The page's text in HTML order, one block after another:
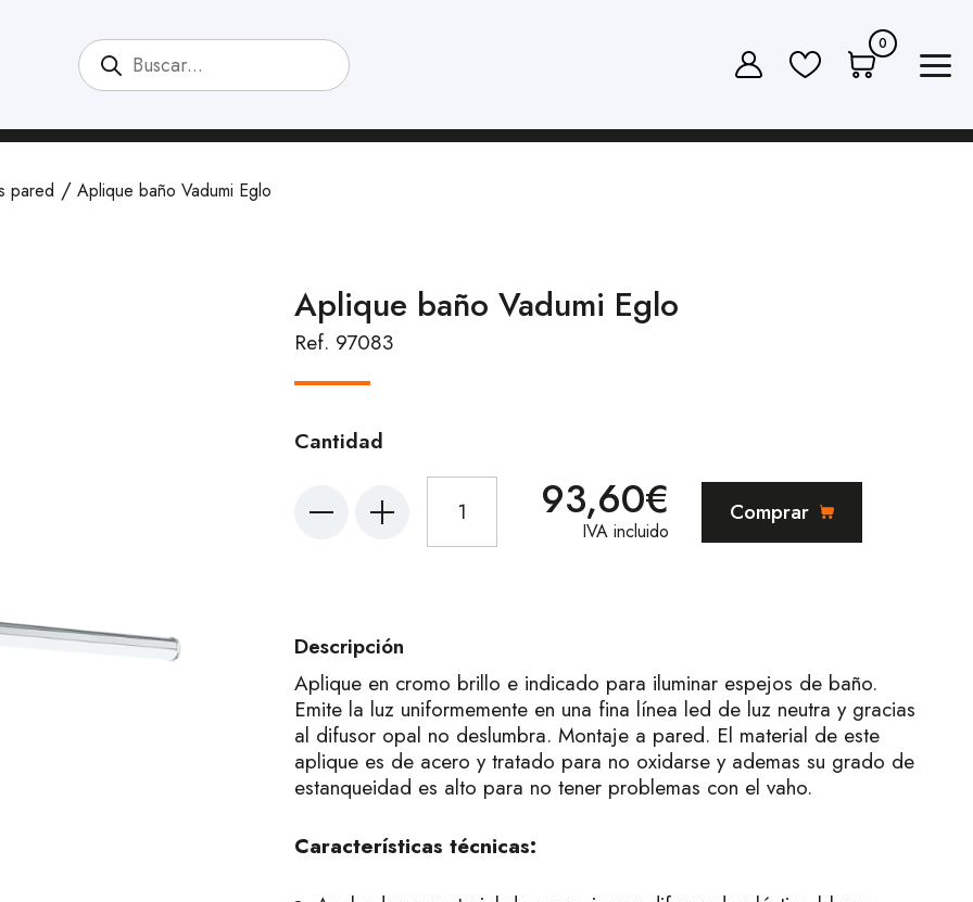
0
pared Aplique baño Vadumi Eglo
Aplique baño Vadumi Eglo
Ref. 97083
Cantidad
93,60€
IVA incluido
Comprar
Descripción
Aplique en cromo brillo e indicado para iluminar espejos de baño.
Emite la luz uniformemente en una fina línea led de luz neutra y gracias
al difusor opal no deslumbra. Montaje a pared. El material de este
aplique es de acero y tratado para no oxidarse y ademas su grado de
estanqueidad es alto para no tener problemas con el vaho.
Características técnicas: